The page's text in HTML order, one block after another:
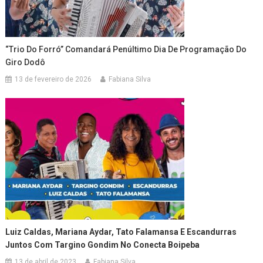
“Trio Do Forró” Comandará Penúltimo Dia De Programação Do
Giro Dodô
13 de fevereiro de 2026 Fabiana Silva
Luiz Caldas, Mariana Aydar, Tato Falamansa E Escandurras
Juntos Com Targino Gondim No Conecta Boipeba